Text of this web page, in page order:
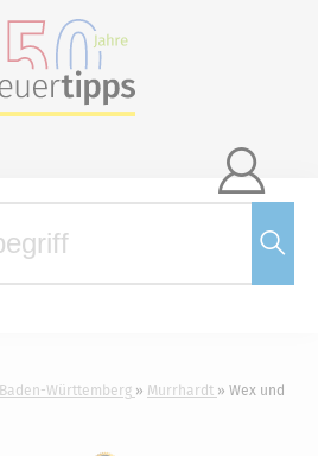

Baden-Württemberg Murrhardt
Wex und